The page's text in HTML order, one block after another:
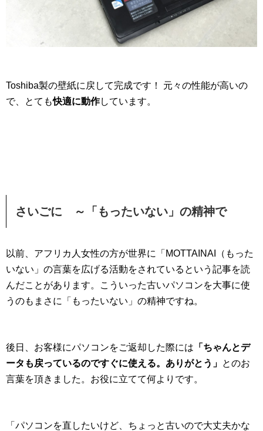
Toshiba製の壁紙に戻して完成です！ 元々の性能が高いの
で、とても快適に動作しています。
さいごに ～「もったいない」の精神で
以前、アフリカ人女性の方が世界に「MOTTAINAI（もった
いない」の言葉を広げる活動をされているという記事を読
んだことがあります。こういった古いパソコンを大事に使
うのもまさに「もったいない」の精神ですね。
後日、お客様にパソコンをご返却した際には 「ちゃんとデ
ータも戻っているのですぐに使える。ありがとう」 とのお
言葉を頂きました。お役に立てて何よりです。
「パソコンを直したいけど、ちょっと古いので大丈夫かな